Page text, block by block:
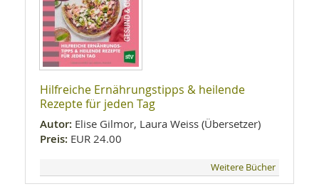
Hilfreiche Ernährungstipps & heilende
Rezepte für jeden Tag
Autor: Elise Gilmor, Laura Weiss (Übersetzer)
Preis: EUR 24.00
Weitere Bücher